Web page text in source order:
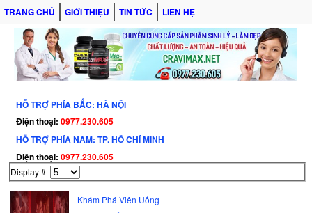
TRANG CHỦ GIỚI THIỆU TIN TỨC LIÊN HỆ
HỖ TRỢ PHÍA BẮC: HÀ NỘI
Điện thoại: 0977.230.605
HỖ TRỢ PHÍA NAM: TP. HỒ CHÍ MINH
Điện thoại: 0977.230.605
Display #
Khám Phá Viên Uống